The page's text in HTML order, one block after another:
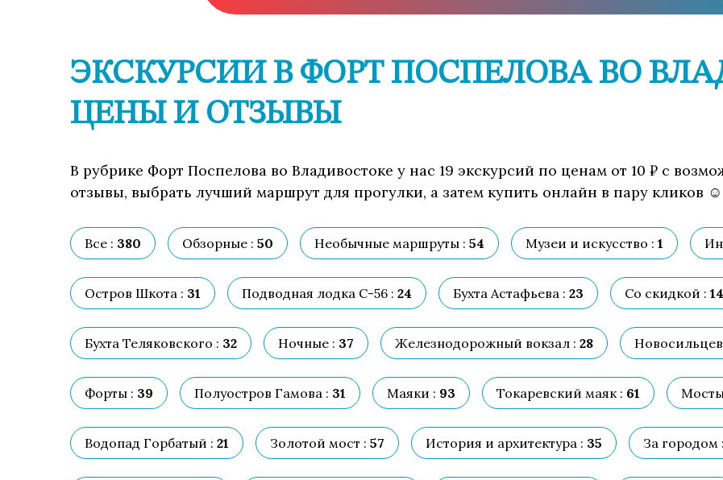
ЭКСКУРСИИ В ФОРТ ПОСПЕЛОВА ВО
ЦЕНЫ И ОТЗЫВЫ
В рубрике Форт Поспелова во Владивостоке у нас 19 экскурсий по ценам от 10 ₽ с
отзывы, выбрать лучший маршрут для прогулки, а затем купить онлайн в пару кликов ☺
Все : 380 Обзорные : 50 Необычные маршруты : 54 Музеи и искусство : 1
Остров Шкота : 31 Подводная лодка С-56 : 24 Бухта Астафьева : 23 Со скидкой : 14
Бухта Теляковского : 32 Ночные : 37 Железнодорожный вокзал : 28
Форты : 39 Полуостров Гамова : 31 Маяки : 93 Токаревский маяк : 61
Водопад Горбатый : 21 Золотой мост : 57 История и архитектура : 35 За городом :